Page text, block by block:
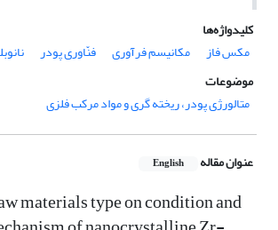
کلیدواژه‌ها
مکس فاز
مکانیسم فرآوری فنّاوری پودر
موضوعات
متالورژی پودر، ریخته گری و مواد مرکب فلزی
عنوان مقاله English
materials type on condition and